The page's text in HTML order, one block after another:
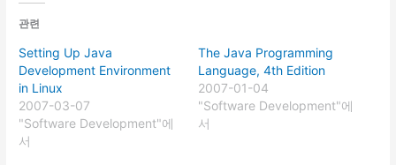
관련
Setting Up Java
Development Environment
in Linux
2007-03-07
"Software Development"에
서
The Java Programming
Language, 4th Edition
2007-01-04
"Software Development"에
서